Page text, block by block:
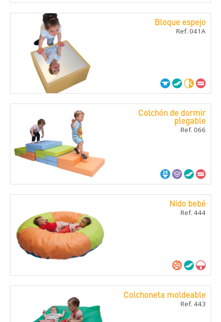
Bloque espejo
Ref. 041A
Colchón de dormir
plegable
Ref. 066
Nido bebé
Ref. 444
Colchoneta moldeable
Ref. 443